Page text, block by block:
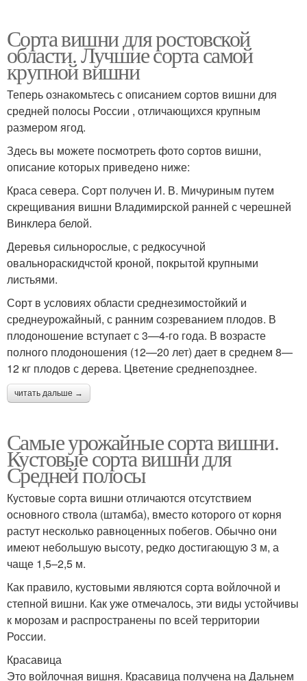
Сорта вишни для ростовской
области. Лучшие сорта самой
крупной вишни
Теперь ознакомьтесь с описанием сортов вишни для
средней полосы России , отличающихся крупным
размером ягод.
Здесь вы можете посмотреть фото сортов вишни,
описание которых приведено ниже:
Краса севера. Сорт получен И. В. Мичуриным путем
скрещивания вишни Владимирской ранней с черешней
Винклера белой.
Деревья сильнорослые, с редкосучной
овальнораскидчстой кроной, покрытой крупными
листьями.
Сорт в условиях области среднезимостойкий и
среднеурожайный, с ранним созреванием плодов. В
плодоношение вступает с 3—4-го года. В возрасте
полного плодоношения (12—20 лет) дает в среднем 8—
12 кг плодов с дерева. Цветение среднепозднее.
читать дальше →
Самые урожайные сорта вишни.
Кустовые сорта вишни для
Средней полосы
Кустовые сорта вишни отличаются отсутствием
основного ствола (штамба), вместо которого от корня
растут несколько равноценных побегов. Обычно они
имеют небольшую высоту, редко достигающую 3 м, а
чаще 1,5–2,5 м.
Как правило, кустовыми являются сорта войлочной и
степной вишни. Как уже отмечалось, эти виды устойчивы
к морозам и распространены по всей территории
России.
Красавица
Это войлочная вишня. Красавица получена на Дальнем